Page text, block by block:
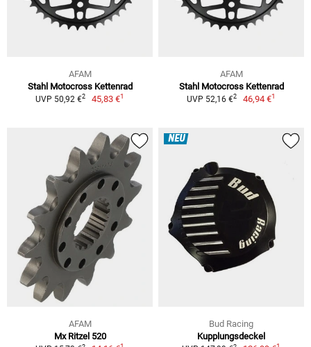
AFAM
Stahl Motocross Kettenrad
UVP 50,92 €2 45,83 €1
AFAM
Stahl Motocross Kettenrad
UVP 52,16 €2 46,94 €1
AFAM
Mx Ritzel 520
NEU
Bud Racing
Kupplungsdeckel